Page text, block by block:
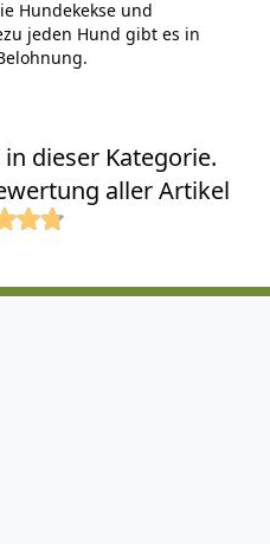
Hundekekse und
jeden Hund gibt es in
dieser Kategorie.
aller Artikel